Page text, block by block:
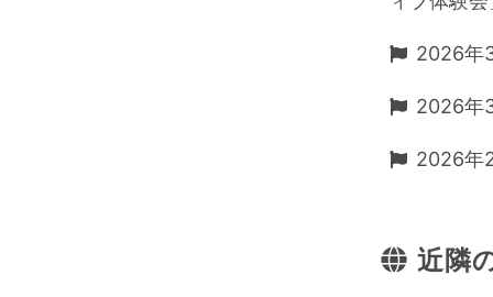
2026年
2026年
2026年
近隣